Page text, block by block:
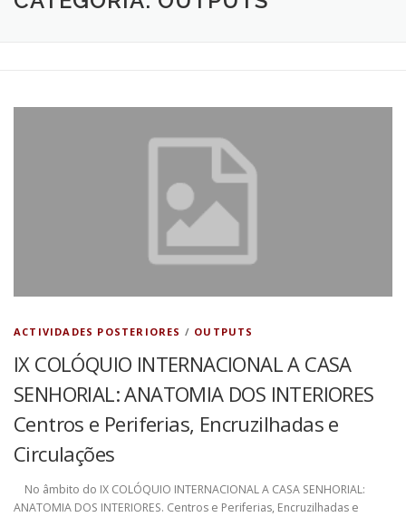
ACTIVIDADES POSTERIORES / OUTPUTS
IX COLÓQUIO INTERNACIONAL A CASA
SENHORIAL: ANATOMIA DOS INTERIORES
Centros e Periferias, Encruzilhadas e
Circulações
No âmbito do IX COLÓQUIO INTERNACIONAL A CASA SENHORIAL:
ANATOMIA DOS INTERIORES. Centros e Periferias, Encruzilhadas e